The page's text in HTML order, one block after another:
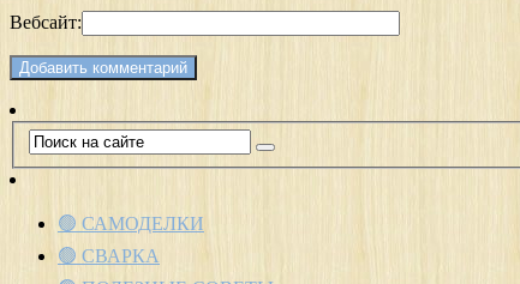
Вебсайт:
🟢 САМОДЕЛКИ
🟢 СВАРКА